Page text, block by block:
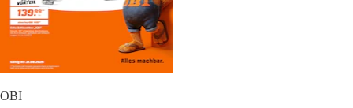
OBI